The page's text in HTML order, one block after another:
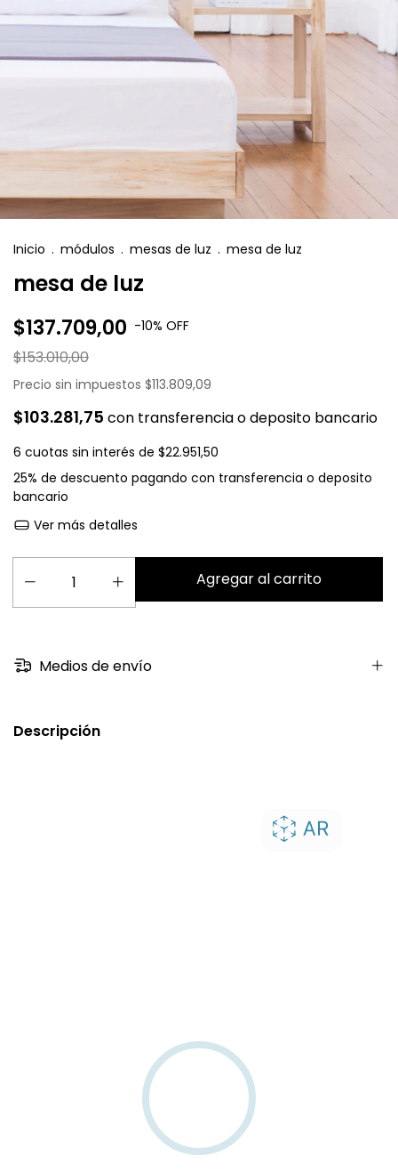
Inicio . módulos . mesas de luz . mesa de luz
mesa de luz
$137.709,00 -10% OFF
$153.010,00
Precio sin impuestos $113.809,09
$103.281,75 con transferencia o deposito bancario
6 cuotas sin interés de $22.951,50
25% de descuento pagando con transferencia o deposito
bancario
Ver más detalles
Medios de envío
Descripción